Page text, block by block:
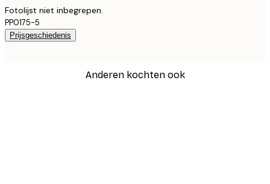
Fotolijst niet inbegrepen.
PP0175-5
Prijsgeschiedenis
Anderen kochten ook